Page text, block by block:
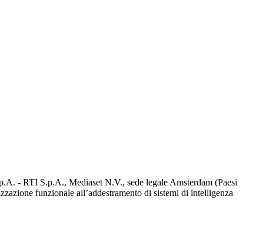
- RTI S.p.A., Mediaset N.V., sede legale Amsterdam (Paesi
funzionale all’addestramento di sistemi di intelligenza